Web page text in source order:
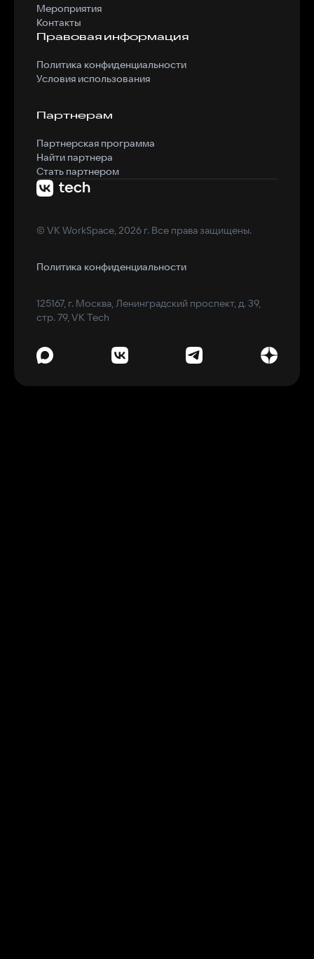
Мероприятия
Контакты
Правовая информация
Политика конфиденциальности
Условия использования
Партнерам
Партнерская программа
Найти партнера
Стать партнером
© VK WorkSpace, 2026 г. Все права защищены.
Политика конфиденциальности
125167, г. Москва, Ленинградский проспект, д. 39,
стр. 79, VK Tech